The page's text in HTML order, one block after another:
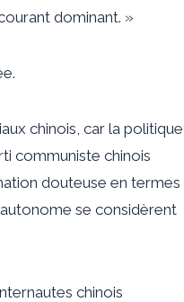
dominant. »
chinois, car la politique
communiste chinois
douteuse en termes
se considèrent
chinois